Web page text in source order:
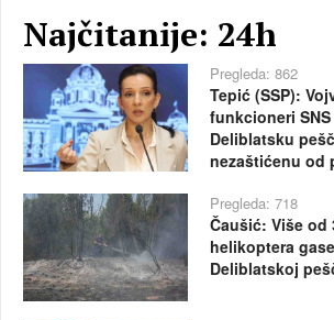
Najčitanije: 24h
Pregleda: 862
Tepić (SSP):
funkcioneri
Deliblatsku
nezaštićenu od
Pregleda: 718
Čaušić: Više
helikoptera
Deliblatskoj